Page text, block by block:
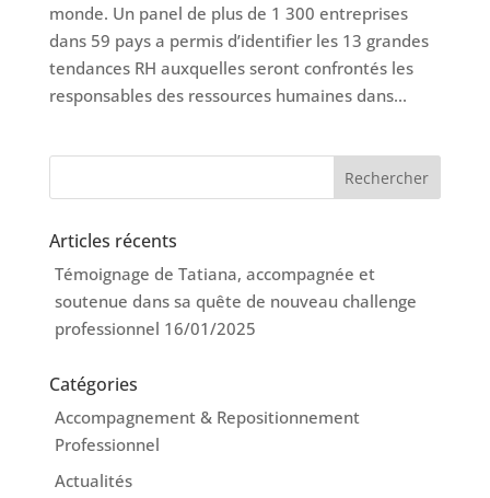
monde. Un panel de plus de 1 300 entreprises
dans 59 pays a permis d’identifier les 13 grandes
tendances RH auxquelles seront confrontés les
responsables des ressources humaines dans...
Articles récents
Témoignage de Tatiana, accompagnée et
soutenue dans sa quête de nouveau challenge
professionnel 16/01/2025
Catégories
Accompagnement & Repositionnement
Professionnel
Actualités